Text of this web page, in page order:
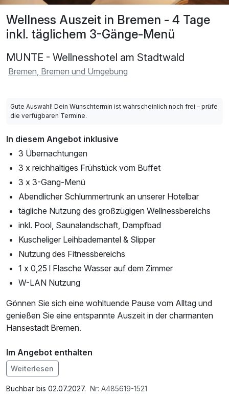
Wellness Auszeit in Bremen - 4 Tage
inkl. täglichem 3-Gänge-Menü
MUNTE - Wellnesshotel am Stadtwald
Bremen, Bremen und Umgebung
Gute Auswahl! Dein Wunschtermin ist wahrscheinlich noch frei – prüfe
die verfügbaren Termine.
In diesem Angebot inklusive
3 Übernachtungen
3 x reichhaltiges Frühstück vom Buffet
3 x 3-Gang-Menü
Abendlicher Schlummertrunk an unserer Hotelbar
tägliche Nutzung des großzügigen Wellnessbereichs
inkl. Pool, Saunalandschaft, Dampfbad
Kuscheliger Leihbademantel & Slipper
Nutzung des Fitnessbereichs
1 x 0,25 l Flasche Wasser auf dem Zimmer
W-LAN Nutzung
Gönnen Sie sich eine wohltuende Pause vom Alltag und
genießen Sie eine entspannte Auszeit in der charmanten
Hansestadt Bremen.
Im Angebot enthalten
1 Flasche Mineralwasser, Saunabenutzung,
Leihbademantel, Nutzung des Fitnessbereichs, Nutzung
des Wellnessbereichs, W-LAN Nutzung / Internetnutzung
Weiterlesen
Buchbar bis 02.07.2027. Nr: A485619-1521